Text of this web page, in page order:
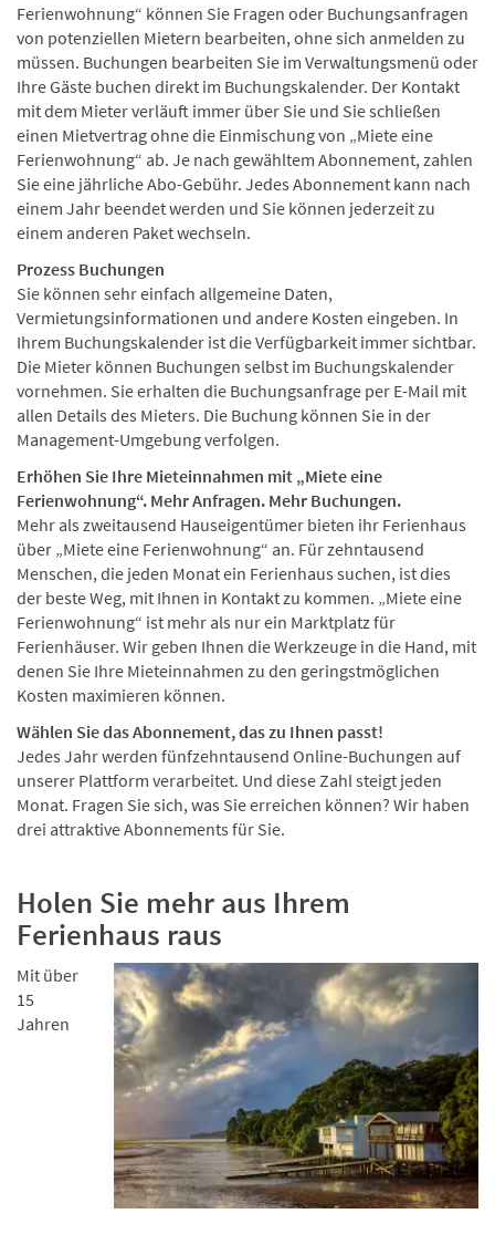
Ferienwohnung“ können Sie Fragen oder Buchungsanfragen
von potenziellen Mietern bearbeiten, ohne sich anmelden zu
müssen. Buchungen bearbeiten Sie im Verwaltungsmenü oder
Ihre Gäste buchen direkt im Buchungskalender. Der Kontakt
mit dem Mieter verläuft immer über Sie und Sie schließen
einen Mietvertrag ohne die Einmischung von „Miete eine
Ferienwohnung“ ab. Je nach gewähltem Abonnement, zahlen
Sie eine jährliche Abo-Gebühr. Jedes Abonnement kann nach
einem Jahr beendet werden und Sie können jederzeit zu
einem anderen Paket wechseln.
Prozess Buchungen
Sie können sehr einfach allgemeine Daten,
Vermietungsinformationen und andere Kosten eingeben. In
Ihrem Buchungskalender ist die Verfügbarkeit immer sichtbar.
Die Mieter können Buchungen selbst im Buchungskalender
vornehmen. Sie erhalten die Buchungsanfrage per E-Mail mit
allen Details des Mieters. Die Buchung können Sie in der
Management-Umgebung verfolgen.
Erhöhen Sie Ihre Mieteinnahmen mit „Miete eine
Ferienwohnung“. Mehr Anfragen. Mehr Buchungen.
Mehr als zweitausend Hauseigentümer bieten ihr Ferienhaus
über „Miete eine Ferienwohnung“ an. Für zehntausend
Menschen, die jeden Monat ein Ferienhaus suchen, ist dies
der beste Weg, mit Ihnen in Kontakt zu kommen. „Miete eine
Ferienwohnung“ ist mehr als nur ein Marktplatz für
Ferienhäuser. Wir geben Ihnen die Werkzeuge in die Hand, mit
denen Sie Ihre Mieteinnahmen zu den geringstmöglichen
Kosten maximieren können.
Wählen Sie das Abonnement, das zu Ihnen passt!
Jedes Jahr werden fünfzehntausend Online-Buchungen auf
unserer Plattform verarbeitet. Und diese Zahl steigt jeden
Monat. Fragen Sie sich, was Sie erreichen können? Wir haben
drei attraktive Abonnements für Sie.
Holen Sie mehr aus Ihrem
Ferienhaus raus
Mit über
15
Jahren